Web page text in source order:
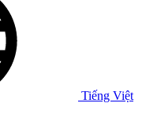
Tiếng Việt